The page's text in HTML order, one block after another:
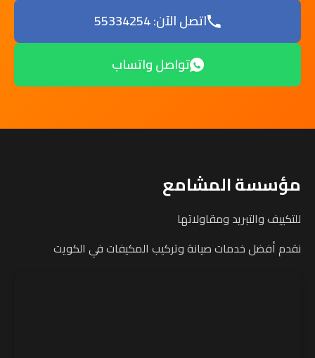
اتصل الآن: 55334254
تواصل واتساب
مؤسسة المشامع
للتكييف والتبريد ومقاولاتها
نقدم أفضل خدمات صيانة وتركيب المكيفات في الكويت